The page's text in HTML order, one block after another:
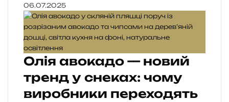
06.07.2025
Олія авокадо — новий
тренд у снеках: чому
виробники переходять